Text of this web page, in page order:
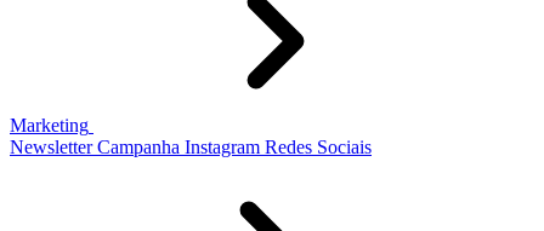
Marketing
Newsletter Campanha Instagram Redes Sociais